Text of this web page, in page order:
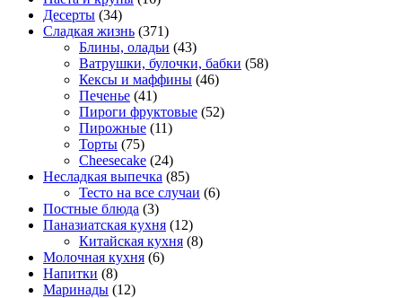
Десерты (34)
Сладкая жизнь (371)
Блины, оладьи (43)
Ватрушки, булочки, бабки (58)
Кексы и маффины (46)
Печенье (41)
Пироги фруктовые (52)
Пирожные (11)
Торты (75)
Cheesecake (24)
Несладкая выпечка (85)
Тесто на все случаи (6)
Постные блюда (3)
Паназиатская кухня (12)
Китайская кухня (8)
Молочная кухня (6)
Напитки (8)
Маринады (12)